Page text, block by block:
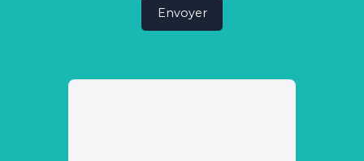
Envoyer